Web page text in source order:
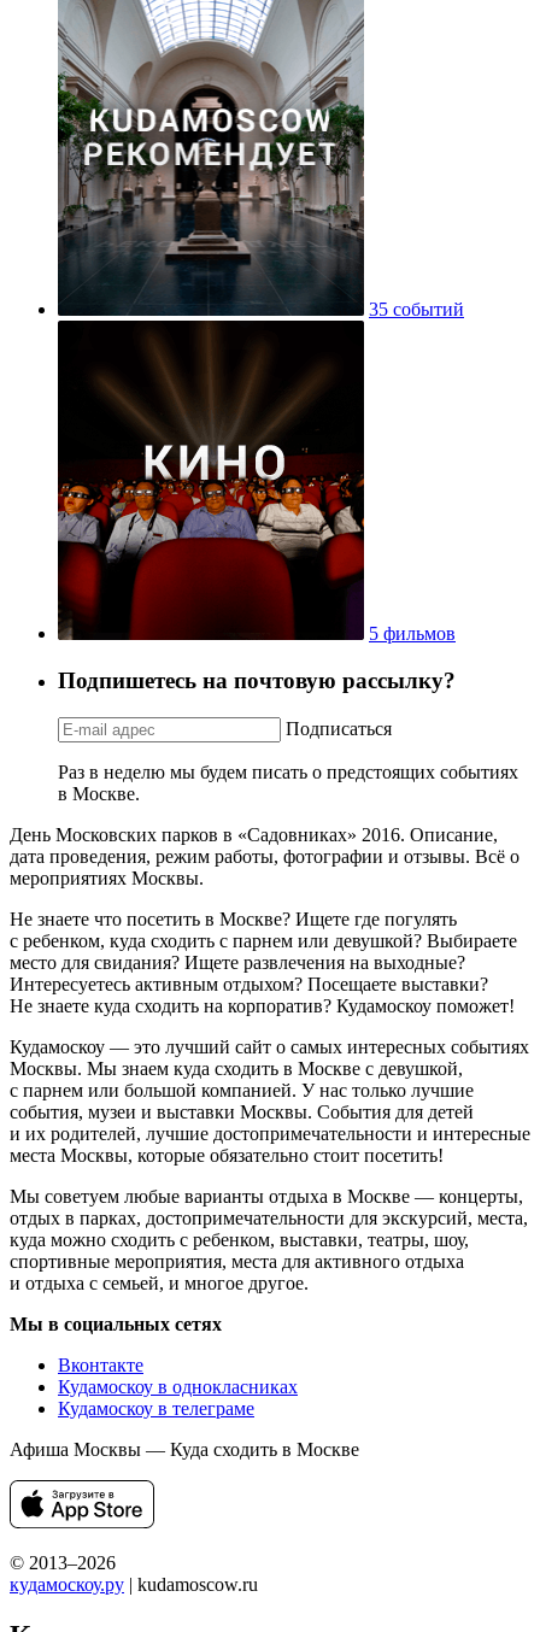
35 событий
5 фильмов
Подпишетесь на почтовую рассылку?
Подписаться
Раз в неделю мы будем писать о предстоящих событиях
в Москве.
День Московских парков в «Садовниках» 2016. Описание,
дата проведения, режим работы, фотографии и отзывы. Всё о
мероприятиях Москвы.
Не знаете что посетить в Москве? Ищете где погулять
с ребенком, куда сходить с парнем или девушкой? Выбираете
место для свидания? Ищете развлечения на выходные?
Интересуетесь активным отдыхом? Посещаете выставки?
Не знаете куда сходить на корпоратив? Кудамоскоу поможет!
Кудамоскоу — это лучший сайт о самых интересных событиях
Москвы. Мы знаем куда сходить в Москве с девушкой,
с парнем или большой компанией. У нас только лучшие
события, музеи и выставки Москвы. События для детей
и их родителей, лучшие достопримечательности и интересные
места Москвы, которые обязательно стоит посетить!
Мы советуем любые варианты отдыха в Москве — концерты,
отдых в парках, достопримечательности для экскурсий, места,
куда можно сходить с ребенком, выставки, театры, шоу,
спортивные мероприятия, места для активного отдыха
и отдыха с семьей, и многое другое.
Мы в социальных сетях
Вконтакте
Кудамоскоу в однокласниках
Кудамоскоу в телеграме
Афиша Москвы — Куда сходить в Москве
© 2013–2026
кудамоскоу.ру | kudamoscow.ru